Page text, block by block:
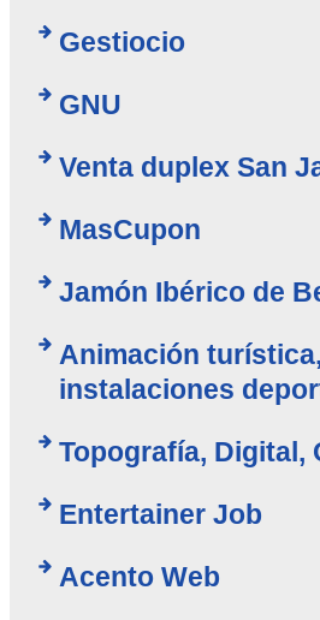
Gestiocio
GNU
Venta duplex San
MasCupon
Jamón Ibérico de
Animación
instalaciones
Topografía, Digital,
Entertainer Job
Acento Web